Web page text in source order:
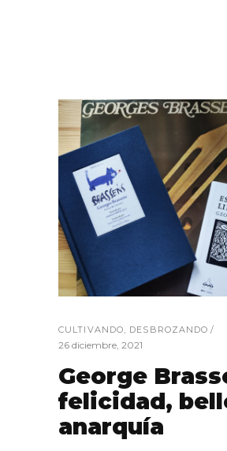
CULTIVANDO, DESBROZANDO
26 diciembre, 2021
George
felicidad,
anarquía